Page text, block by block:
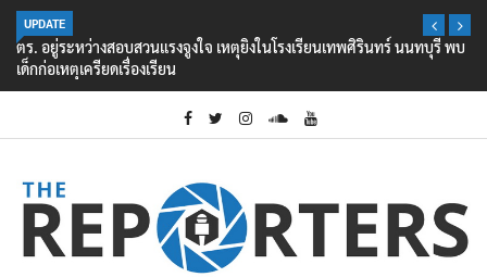
UPDATE
ตร. อยู่ระหว่างสอบสวนแรงจูงใจ เหตุยิงในโรงเรียนเทพศิรินทร์ นนทบุรี พบ
เด็กก่อเหตุเครียดเรื่องเรียน